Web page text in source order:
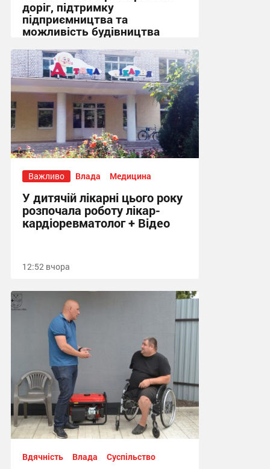
доріг, підтримку
підприємництва та
можливість будівництва
14:43 вчора
Важливо Влада Медицина
У дитячій лікарні цього року
розпочала роботу лікар-
кардіоревматолог + Відео
12:52 вчора
Вдячність Влада Суспільство